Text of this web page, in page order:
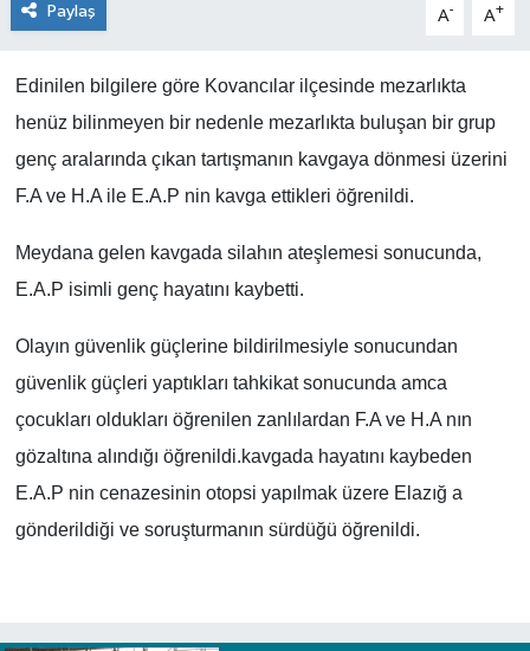
Paylaş A- A+
Edinilen bilgilere göre Kovancılar ilçesinde mezarlıkta
henüz bilinmeyen bir nedenle mezarlıkta buluşan bir grup
genç aralarında çıkan tartışmanın kavgaya dönmesi üzerini
F.A ve H.A ile E.A.P nin kavga ettikleri öğrenildi.
Meydana gelen kavgada silahın ateşlemesi sonucunda,
E.A.P isimli genç hayatını kaybetti.
Olayın güvenlik güçlerine bildirilmesiyle sonucundan
güvenlik güçleri yaptıkları tahkikat sonucunda amca
çocukları oldukları öğrenilen zanlılardan F.A ve H.A nın
gözaltına alındığı öğrenildi.kavgada hayatını kaybeden
E.A.P nin cenazesinin otopsi yapılmak üzere Elazığ a
gönderildiği ve soruşturmanın sürdüğü öğrenildi.